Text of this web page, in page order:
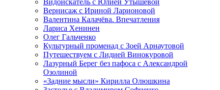
Видоискатель с Юлией Утышевой
Вернисаж с Ириной Ларионовой
Валентина Калачёва. Впечатления
Лариса Хенинен
Олег Гальченко
Культурный променад с Зоей Арнаутовой
Путешествуем с Лидией Винокуровой
Лазурный Берег без пафоса с Александрой
Озолиной
«Задние мысли» Кирилла Олюшкина